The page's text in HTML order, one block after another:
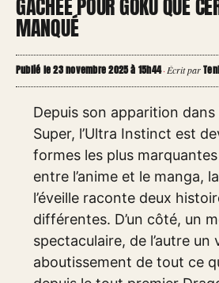
GÂCHÉE POUR GOKU QUE
MANQUÉ
Publié le 23 novembre 2025 à 15h44·Écrit par
Depuis son apparition dans
Super, l’Ultra Instinct est
formes les plus
entre l’anime et le manga,
l’éveille raconte deux
différentes. D’un côté, un
spectaculaire, de l’autre un
aboutissement de tout ce